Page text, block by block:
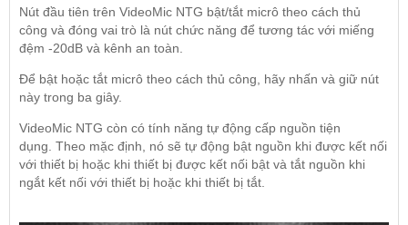
Nút đầu tiên trên VideoMic NTG bật/tắt micrô theo cách thủ
công và đóng vai trò là nút chức năng để tương tác với miếng
đệm -20dB và kênh an toàn.
Để bật hoặc tắt micrô theo cách thủ công, hãy nhấn và giữ nút
này trong ba giây.
VideoMic NTG còn có tính năng tự động cấp nguồn tiện
dụng. Theo mặc định, nó sẽ tự động bật nguồn khi được kết nối
với thiết bị hoặc khi thiết bị được kết nối bật và tắt nguồn khi
ngắt kết nối với thiết bị hoặc khi thiết bị tắt.